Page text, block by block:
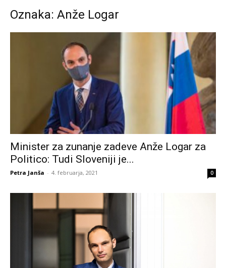
Oznaka: Anže Logar
Minister za zunanje zadeve Anže Logar za
Politico: Tudi Sloveniji je...
Petra Janša - 4. februarja, 2021 0